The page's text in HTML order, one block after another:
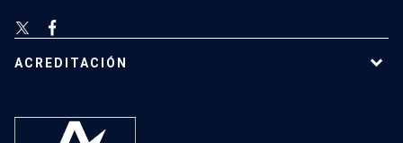
ACREDITACIÓN